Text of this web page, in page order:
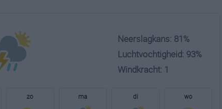
Neerslagkans: 81%
Luchtvochtigheid: 93%
Windkracht: 1
zo ma di wo